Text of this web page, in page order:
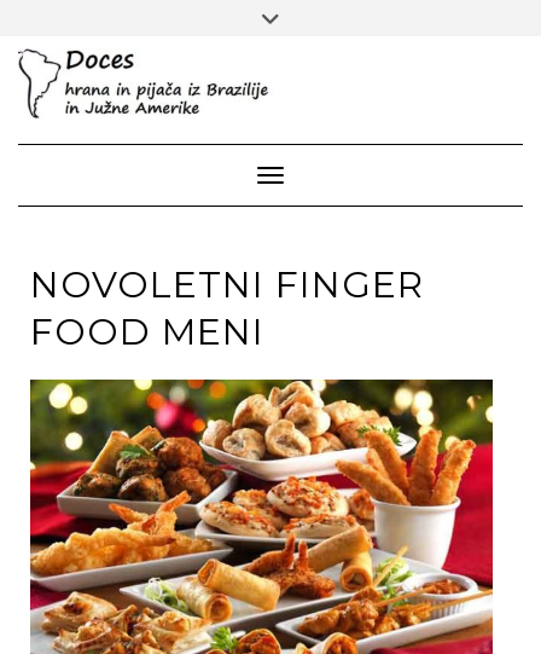
content
Toggle
Toggle Navigation
NOVOLETNI FINGER
FOOD MENI